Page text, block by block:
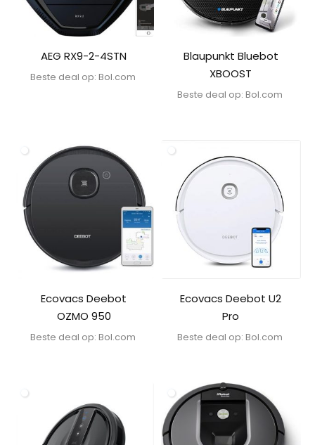
AEG RX9-2-4STN
Beste deal op: bol.com
Blaupunkt Bluebot
XBOOST
Beste deal op: bol.com
Ecovacs Deebot
OZMO 950
Beste deal op: bol.com
Ecovacs Deebot U2
Pro
Beste deal op: bol.com